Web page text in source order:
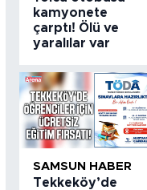
kamyonete
çarptı! Ölü ve
yaralılar var
SAMSUN HABER
Tekkeköy’de